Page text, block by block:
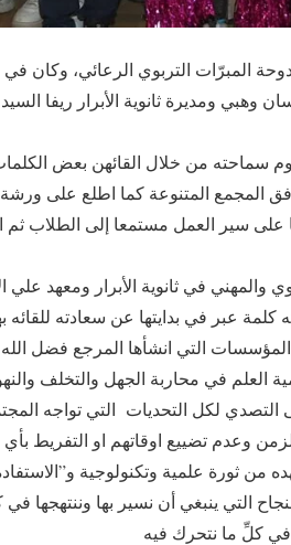
المبرّات التربوي الرعائي، وكان
وهبي ومديرة ثانوية الأبرار ريفا
سماحته من خلال القائهن بعض
المتنوعة كما اطلع على ورشة
على سير العمل مستمعا إلى الطلاب ثم
في ثانوية الأبرار ومعهد
عبر في بدايتها عن سعادته للقائه
المؤسسات التي انشأها المرجع فضل
العلم في محاربة الجهل والتخلف
وعدم تضييع اوقاتهم او التفريط
من ثورة علمية وتكنولوجية
التي ينبغي أن نسير بها وننتهجها